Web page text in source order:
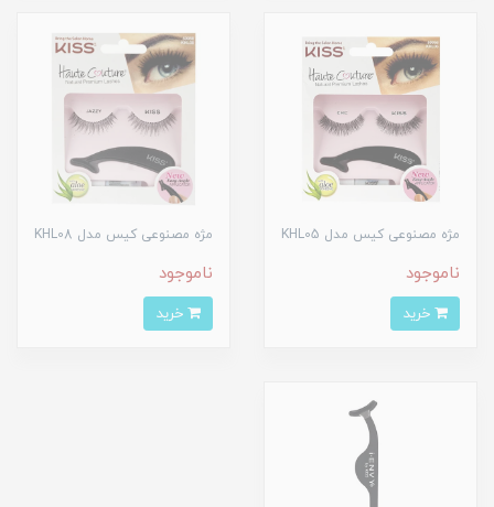
مژه مصنوعی کیس مدل KHL05
ناموجود
مژه مصنوعی کیس مدل KHL08
ناموجود